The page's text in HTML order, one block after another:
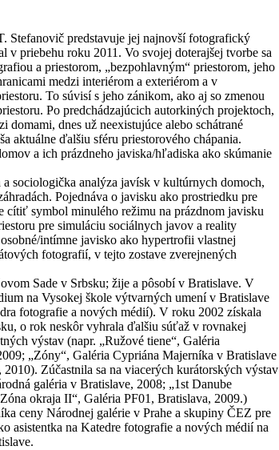
Stefanovič predstavuje jej najnovší fotografický
priebehu roku 2011. Vo svojej doterajšej tvorbe sa
a priestorom, „bezpohlavným“ priestorom, jeho
medzi interiérom a exteriérom a v
To súvisí s jeho zánikom, ako aj so zmenou
Po predchádzajúcich autorkiných projektoch,
domami, dnes už neexistujúce alebo schátrané
aktuálne ďalšiu sféru priestorového chápania.
a ich prázdneho javiska/hľadiska ako skúmanie
sociologička analýza javísk v kultúrnych domoch,
Pojednáva o javisku ako prostriedku pre
cítiť symbol minulého režimu na prázdnom javisku
pre simuláciu sociálnych javov a reality
intímne javisko ako hypertrofii vlastnej
fotografií, v tejto zostave zverejnených
Sade v Srbsku; žije a pôsobí v Bratislave. V
na Vysokej škole výtvarných umení v Bratislave
fotografie a nových médií). V roku 2002 získala
o rok neskôr vyhrala ďalšiu súťaž v rovnakej
výstav (napr. „Ružové tiene“, Galéria
„Zóny“, Galéria Cypriána Majerníka v Bratislave
Zúčastnila sa na viacerých kurátorských výstav
galéria v Bratislave, 2008; „1st Danube
okraja II“, Galéria PF01, Bratislava, 2009.)
ceny Národnej galérie v Prahe a skupiny ČEZ pre
asistentka na Katedre fotografie a nových médií na